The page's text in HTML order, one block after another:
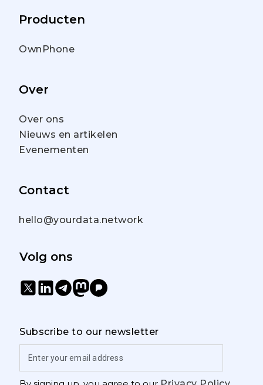
Producten
OwnPhone
Over
Over ons
Nieuws en artikelen
Evenementen
Contact
hello@yourdata.network
Volg ons
Subscribe to our newsletter